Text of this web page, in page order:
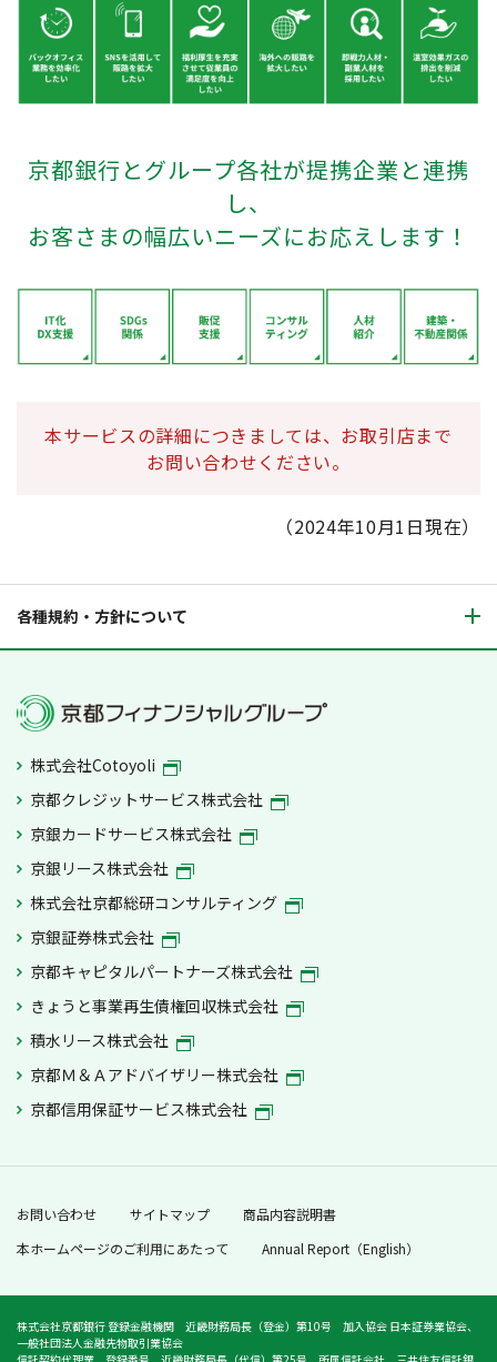
京都銀行とグループ各社が提携企業と連携
し、
お客さまの幅広いニーズにお応えします！
本サービスの詳細につきましては、お取引店まで
お問い合わせください。
（2024年10月1日現在）
各種規約・方針について
株式会社Cotoyoli
京都クレジットサービス株式会社
京銀カードサービス株式会社
京銀リース株式会社
株式会社京都総研コンサルティング
京銀証券株式会社
京都キャピタルパートナーズ株式会社
きょうと事業再生債権回収株式会社
積水リース株式会社
京都Ｍ＆Ａアドバイザリー株式会社
京都信用保証サービス株式会社
お問い合わせ サイトマップ
商品内容説明書
本ホームページのご利用にあたって
Annual Report（English）
株式会社京都銀行 登録金融機関 近畿財務局長（登金）第10号 加入協会 日本証券業協会、
一般社団法人金融先物取引業協会